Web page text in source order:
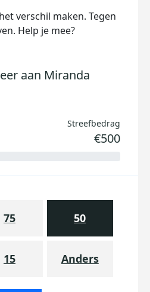
verschil maken. Tegen
Help je mee?
aan Miranda
Streefbedrag
€500
75 50
15 Anders